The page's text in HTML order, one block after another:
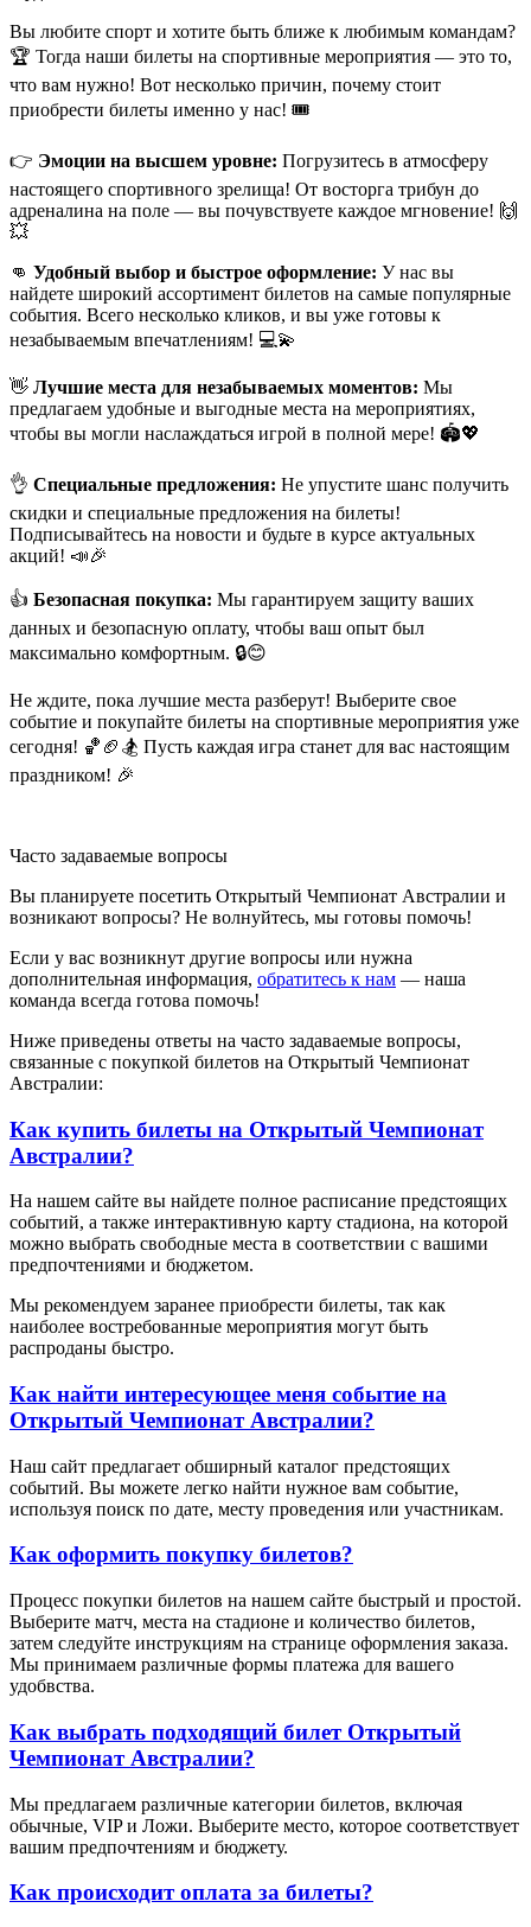
Вы любите спорт и хотите быть ближе к любимым командам?
🏆 Тогда наши билеты на спортивные мероприятия — это то,
что вам нужно! Вот несколько причин, почему стоит
приобрести билеты именно у нас! 🎟
👉 Эмоции на высшем уровне: Погрузитесь в атмосферу
настоящего спортивного зрелища! От восторга трибун до
адреналина на поле — вы почувствуете каждое мгновение! 🙌
💥
👊 Удобный выбор и быстрое оформление: У нас вы
найдете широкий ассортимент билетов на самые популярные
события. Всего несколько кликов, и вы уже готовы к
незабываемым впечатлениям! 💻💫
👋 Лучшие места для незабываемых моментов: Мы
предлагаем удобные и выгодные места на мероприятиях,
чтобы вы могли наслаждаться игрой в полной мере! 🏟💖
👌 Специальные предложения: Не упустите шанс получить
скидки и специальные предложения на билеты!
Подписывайтесь на новости и будьте в курсе актуальных
акций! 📣🎉
👍 Безопасная покупка: Мы гарантируем защиту ваших
данных и безопасную оплату, чтобы ваш опыт был
максимально комфортным. 🔒😊
Не ждите, пока лучшие места разберут! Выберите свое
событие и покупайте билеты на спортивные мероприятия уже
сегодня! 🏀🏈🏂 Пусть каждая игра станет для вас настоящим
праздником! 🎉
Часто задаваемые вопросы
Вы планируете посетить Открытый Чемпионат Австралии и
возникают вопросы? Не волнуйтесь, мы готовы помочь!
Если у вас возникнут другие вопросы или нужна
дополнительная информация, обратитесь к нам — наша
команда всегда готова помочь!
Ниже приведены ответы на часто задаваемые вопросы,
связанные с покупкой билетов на Открытый Чемпионат
Австралии:
Как купить билеты на Открытый Чемпионат
Австралии?
На нашем сайте вы найдете полное расписание предстоящих
событий, а также интерактивную карту стадиона, на которой
можно выбрать свободные места в соответствии с вашими
предпочтениями и бюджетом.
Мы рекомендуем заранее приобрести билеты, так как
наиболее востребованные мероприятия могут быть
распроданы быстро.
Как найти интересующее меня событие на
Открытый Чемпионат Австралии?
Наш сайт предлагает обширный каталог предстоящих
событий. Вы можете легко найти нужное вам событие,
используя поиск по дате, месту проведения или участникам.
Как оформить покупку билетов?
Процесс покупки билетов на нашем сайте быстрый и простой.
Выберите матч, места на стадионе и количество билетов,
затем следуйте инструкциям на странице оформления заказа.
Мы принимаем различные формы платежа для вашего
удобвства.
Как выбрать подходящий билет Открытый
Чемпионат Австралии?
Мы предлагаем различные категории билетов, включая
обычные, VIP и Ложи. Выберите место, которое соответствует
вашим предпочтениям и бюджету.
Как происходит оплата за билеты?